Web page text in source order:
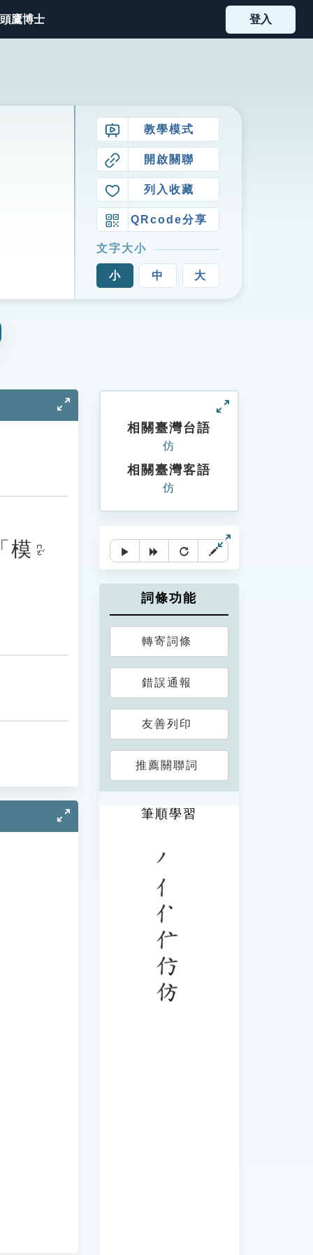
鷹博士 登入
教學模式
開啟關聯
列入收藏
QRcode分享
文字大小
小 中 大
模 ㄇㄛˊ
相關臺灣台語
仿
相關臺灣客語
仿
詞條功能
轉寄詞條
錯誤通報
友善列印
推薦關聯詞
筆順學習